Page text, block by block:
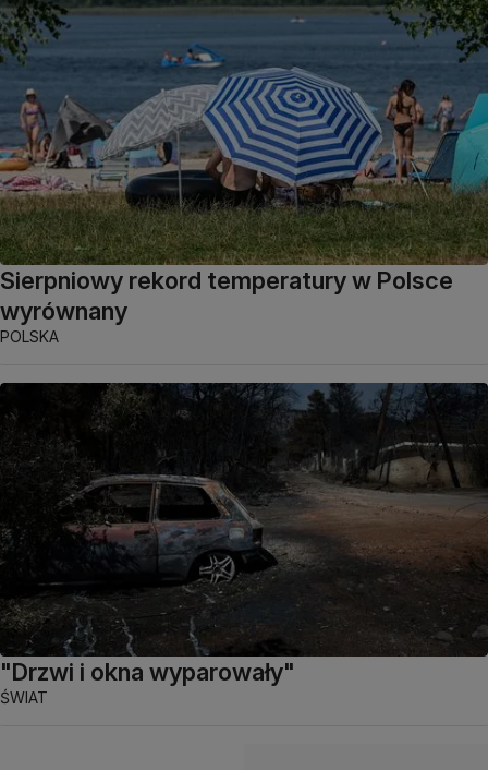
Sierpniowy rekord temperatury w Polsce
wyrównany
POLSKA
"Drzwi i okna wyparowały"
ŚWIAT